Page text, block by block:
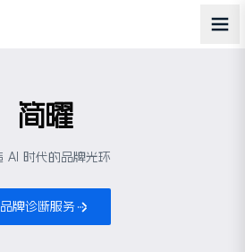
简曜
AI 时代的品牌光环
品牌诊断服务